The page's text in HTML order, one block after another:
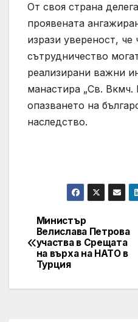
От своя страна
проявената
изрази увереност, че
сътрудничество
реализирани важни
манастира „Св. Вкмч.
опазването на
наследство.
Post
navigation
Министър
Велислава Петрова
участва в Срещата
на върха на НАТО в
Турция